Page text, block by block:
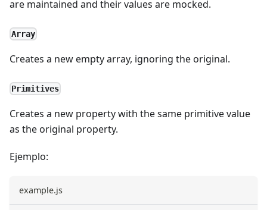
are maintained and their values are mocked.
Array
Creates a new empty array, ignoring the original.
Primitives
Creates a new property with the same primitive value
as the original property.
Ejemplo:
example.js